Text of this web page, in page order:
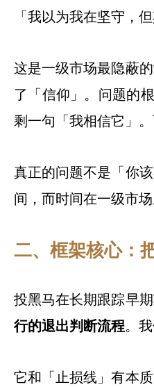
「我以为我在坚守，
这是一级市场最隐蔽
了「信仰」。问题的
剩一句「我相信它」
真正的问题不是「你
间，而时间在一级市场
二、框架核心：
投黑马在长期跟踪早
行的退出判断流程。
它和「止损线」有本